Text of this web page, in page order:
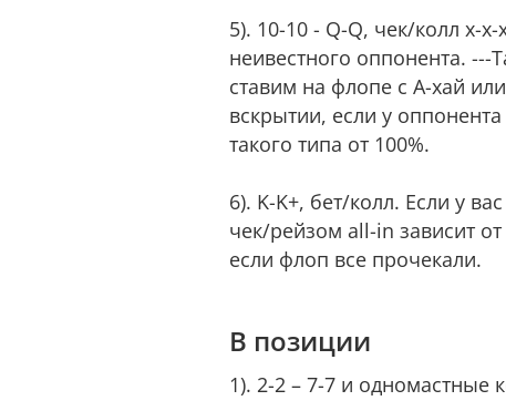
5). 10-10 - Q-Q, чек/колл x-
неивестного оппонента.
ставим на флопе с А-хай
вскрытии, если у
такого типа от 100%.
6). K-K+, бет/колл. Если у
чек/рейзом all-in зависит
если флоп все прочекали.
В позиции
1). 2-2 – 7-7 и одномастные